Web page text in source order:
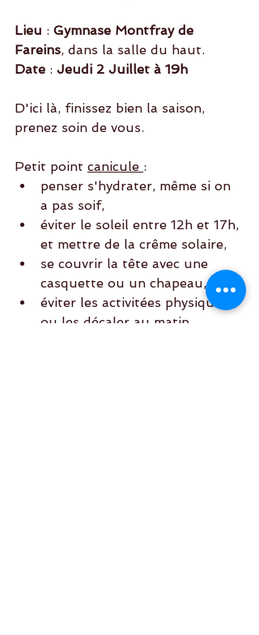
Lieu : Gymnase Montfray de
Fareins, dans la salle du haut.
Date : Jeudi 2 Juillet à 19h
D'ici là, finissez bien la saison,
prenez soin de vous.
Petit point canicule :
penser s'hydrater, même si on
a pas soif,
éviter le soleil entre 12h et 17h,
et mettre de la crême solaire,
se couvrir la tête avec une
casquette ou un chapeau,
éviter les activitées physiques,
ou les décaler au matin,